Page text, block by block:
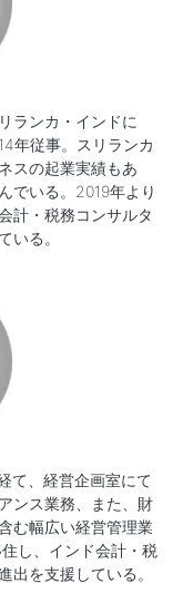
ランカ・インドに
年従事。スリランカ
スの起業実績もあ
でいる。2019年より
計・税務コンサルタ
いる。
て、経営企画室にて
ンス業務、また、財
む幅広い経営管理業
し、インド会計・税
出を支援している。